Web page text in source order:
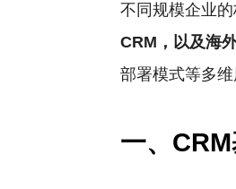
不同规模企业
CRM，以及海
部署模式等多
一、